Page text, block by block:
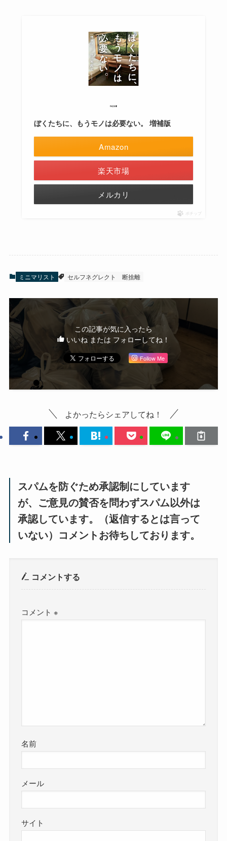
ぼくたちに、もうモノは必要ない。 増補版
Amazon
楽天市場
メルカリ
ポチップ
ミニマリスト セルフネグレクト 断捨離
この記事が気に入ったら
いいね または フォローしてね！
Follow Me
よかったらシェアしてね！
スパムを防ぐため承認制にしています
が、ご意見の賛否を問わずスパム以外は
承認しています。（返信するとは言って
いない）コメントお待ちしております。
コメントする
コメント※
名前
メール
サイト